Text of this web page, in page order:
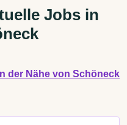
Jobs in
der Nähe von Schöneck